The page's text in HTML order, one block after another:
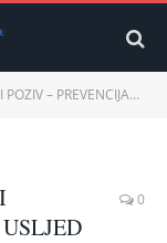
I SANACIJA ŠTETA NASTALIH USLJED POPLAVA I KLIZIŠTA – 2024
0